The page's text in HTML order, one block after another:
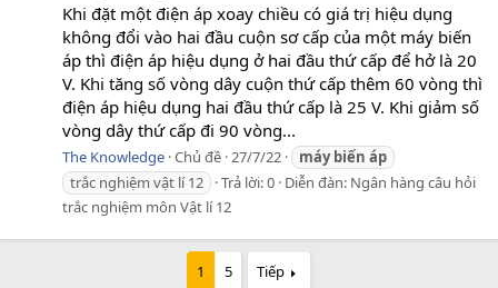
Khi đặt một điện áp xoay chiều có giá trị hiệu dụng
không đổi vào hai đầu cuộn sơ cấp của một máy biến
áp thì điện áp hiệu dụng ở hai đầu thứ cấp để hở là 20
V. Khi tăng số vòng dây cuộn thứ cấp thêm 60 vòng thì
điện áp hiệu dụng hai đầu thứ cấp là 25 V. Khi giảm số
vòng dây thứ cấp đi 90 vòng...
The Knowledge Chủ đề 27/7/22 máy biến áp
trắc nghiệm vật lí 12
Trả lời: 0 Diễn đàn: Ngân hàng câu hỏi
trắc nghiệm môn Vật lí 12
1 5 Tiếp